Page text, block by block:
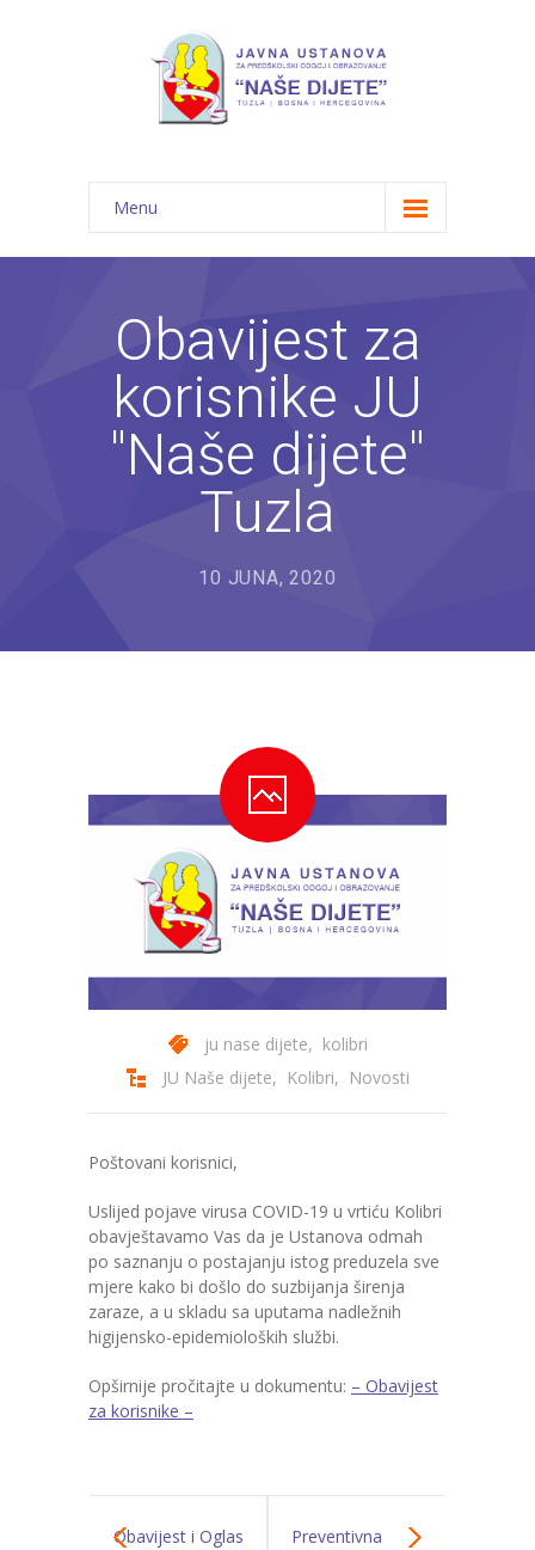
Menu
Početna
O nama
-- JU "Naše dijete"
-- Vrtići
---- Poletarac
---- Snjeguljica
---- Sunčica
---- Zeko
---- Zvjezdica
-- Stručni tim
-- Galerija
-- Dokumenti
-- COVID-19 Procedure
---- Plan javnih nabavki
Obavijest za
korisnike JU
"Naše dijete"
Tuzla
10 JUNA, 2020
ju nase dijete, kolibri
JU Naše dijete, Kolibri, Novosti
Poštovani korisnici,
Uslijed pojave virusa COVID-19 u vrtiću Kolibri
obavještavamo Vas da je Ustanova odmah
po saznanju o postajanju istog preduzela sve
mjere kako bi došlo do suzbijanja širenja
zaraze, a u skladu sa uputama nadležnih
higijensko-epidemioloških službi.
Opširnije pročitajte u dokumentu: – Obavijest
za korisnike –
Obavijest i Oglas Preventivna